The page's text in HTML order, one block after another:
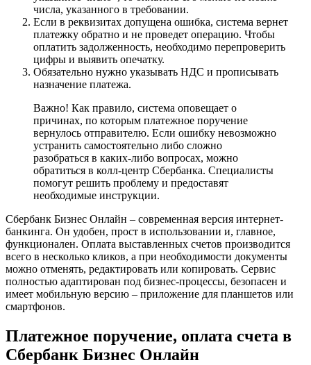
числа, указанного в требовании.
Если в реквизитах допущена ошибка, система вернет
платежку обратно и не проведет операцию. Чтобы
оплатить задолженность, необходимо перепроверить
цифры и выявить опечатку.
Обязательно нужно указывать НДС и прописывать
назначение платежа.
Важно! Как правило, система оповещает о
причинах, по которым платежное поручение
вернулось отправителю. Если ошибку невозможно
устранить самостоятельно либо сложно
разобраться в каких-либо вопросах, можно
обратиться в колл-центр Сбербанка. Специалисты
помогут решить проблему и предоставят
необходимые инструкции.
Сбербанк Бизнес Онлайн – современная версия интернет-
банкинга. Он удобен, прост в использовании и, главное,
функционален. Оплата выставленных счетов производится
всего в несколько кликов, а при необходимости документы
можно отменять, редактировать или копировать. Сервис
полностью адаптирован под бизнес-процессы, безопасен и
имеет мобильную версию – приложение для планшетов или
смартфонов.
Платежное поручение, оплата счета в
Сбербанк Бизнес Онлайн